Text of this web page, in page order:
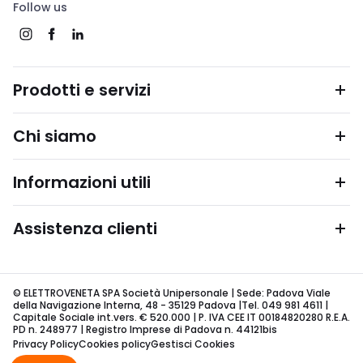
Follow us
Prodotti e servizi
Chi siamo
Informazioni utili
Assistenza clienti
© ELETTROVENETA SPA Società Unipersonale | Sede: Padova Viale
della Navigazione Interna, 48 - 35129 Padova |Tel. 049 981 4611 |
Capitale Sociale int.vers. € 520.000 | P. IVA CEE IT 00184820280 R.E.A.
PD n. 248977 | Registro Imprese di Padova n. 44121bis
Privacy PolicyCookies policyGestisci Cookies